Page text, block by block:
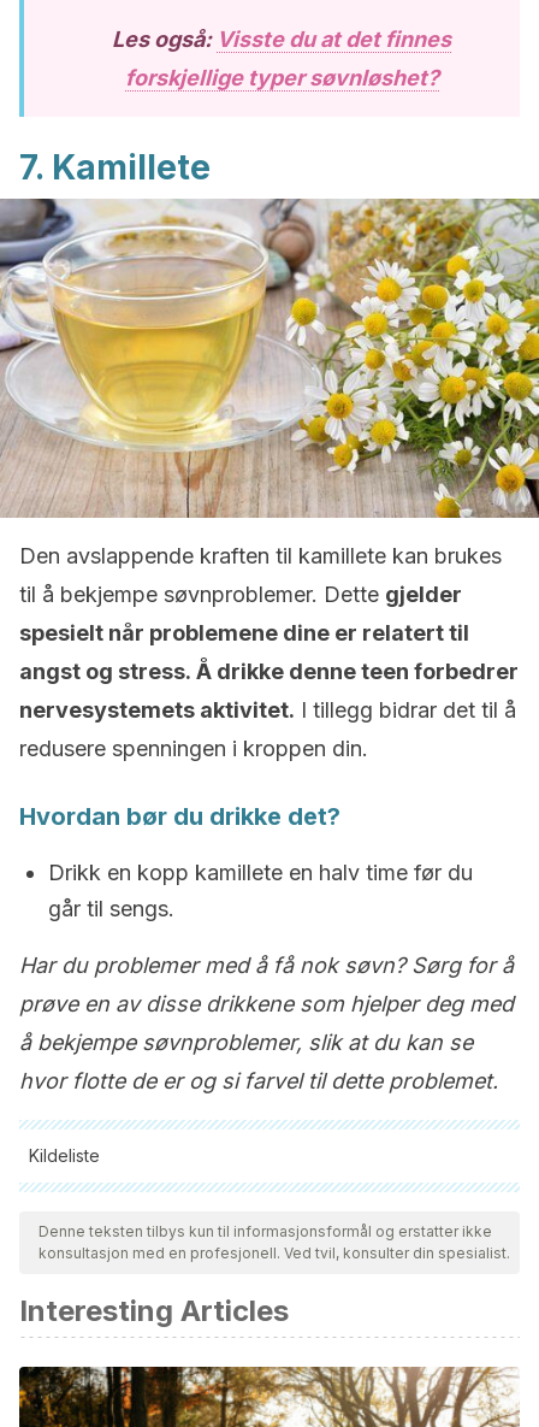
Les også: Visste du at det finnes
forskjellige typer søvnløshet?
7. Kamillete
Den avslappende kraften til kamillete kan brukes
til å bekjempe søvnproblemer. Dette gjelder
spesielt når problemene dine er relatert til
angst og stress. Å drikke denne teen forbedrer
nervesystemets aktivitet. I tillegg bidrar det til å
redusere spenningen i kroppen din.
Hvordan bør du drikke det?
Drikk en kopp kamillete en halv time før du
går til sengs.
Har du problemer med å få nok søvn? Sørg for å
prøve en av disse drikkene som hjelper deg med
å bekjempe søvnproblemer, slik at du kan se
hvor flotte de er og si farvel til dette problemet.
Kildeliste
Alle siterte kilder ble grundig gjennomgått av teamet vårt for å
sikre deres kvalitet, pålitelighet, aktualitet og validitet.
Bibliografien i denne artikkelen ble betraktet som pålitelig og
Janmejai K Srivastava, Eswar Shankar, Sanjay
Gupta. Chamomile: A herbal medicine of the past with bright
future. (2010).
Denne teksten tilbys kun til informasjonsformål og erstatter ikke
konsultasjon med en profesjonell. Ved tvil, konsulter din spesialist.
Interesting Articles